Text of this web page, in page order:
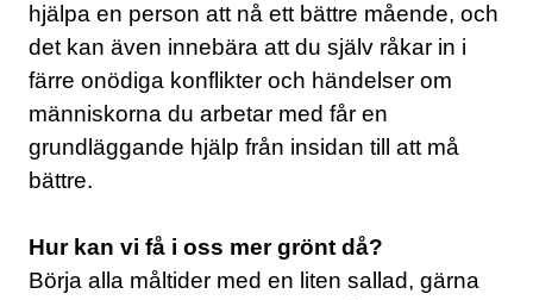
hjälpa en person att nå ett bättre mående, och
det kan även innebära att du själv råkar in i
färre onödiga konflikter och händelser om
människorna du arbetar med får en
grundläggande hjälp från insidan till att må
bättre.
Hur kan vi få i oss mer grönt då?
Börja alla måltider med en liten sallad, gärna